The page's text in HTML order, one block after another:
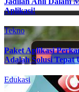
Aplikasi!
Tekno
Paket Aplikasi
Adalah Solusi
Edukasi